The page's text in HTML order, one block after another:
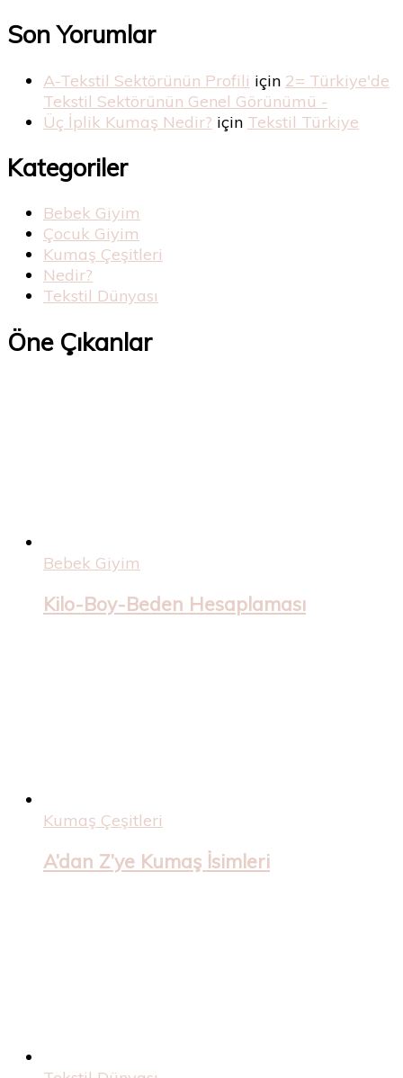
Son Yorumlar
A-Tekstil Sektörünün Profili için 2= Türkiye'de
Tekstil Sektörünün Genel Görünümü -
Üç İplik Kumaş Nedir? için Tekstil Türkiye
Kategoriler
Bebek Giyim
Çocuk Giyim
Kumaş Çeşitleri
Nedir?
Tekstil Dünyası
Öne Çıkanlar
Bebek Giyim
Kilo-Boy-Beden Hesaplaması
Kumaş Çeşitleri
A’dan Z’ye Kumaş İsimleri